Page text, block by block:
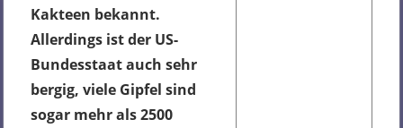
Kakteen bekannt.
Allerdings ist der US-
Bundesstaat auch sehr
bergig, viele Gipfel sind
sogar mehr als 2500